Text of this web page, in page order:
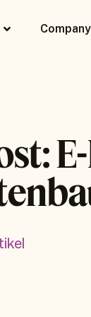
Company